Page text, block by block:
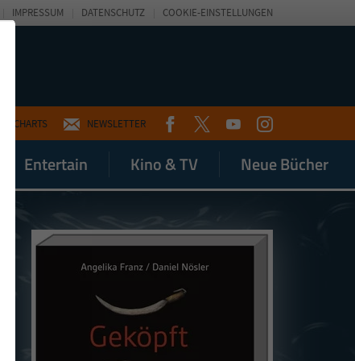
CHARTS NEWSLETTER FACEBOOKTWITTERYOUTUBEINSTAGRAM
Entertain Kino & TV Neue Bücher
IMPRESSUM DATENSCHUTZ COOKIE-EINSTELLUNGEN